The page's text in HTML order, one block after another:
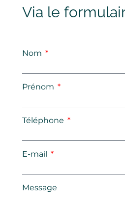
Via le
Nom
Prénom
Téléphone
E-mail
Message